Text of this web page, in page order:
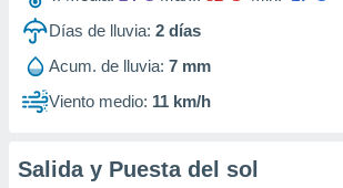
1199
Días de lluvia: 2 días
Acum. de lluvia: 7 mm
Viento medio: 11 km/h
Salida y Puesta del sol